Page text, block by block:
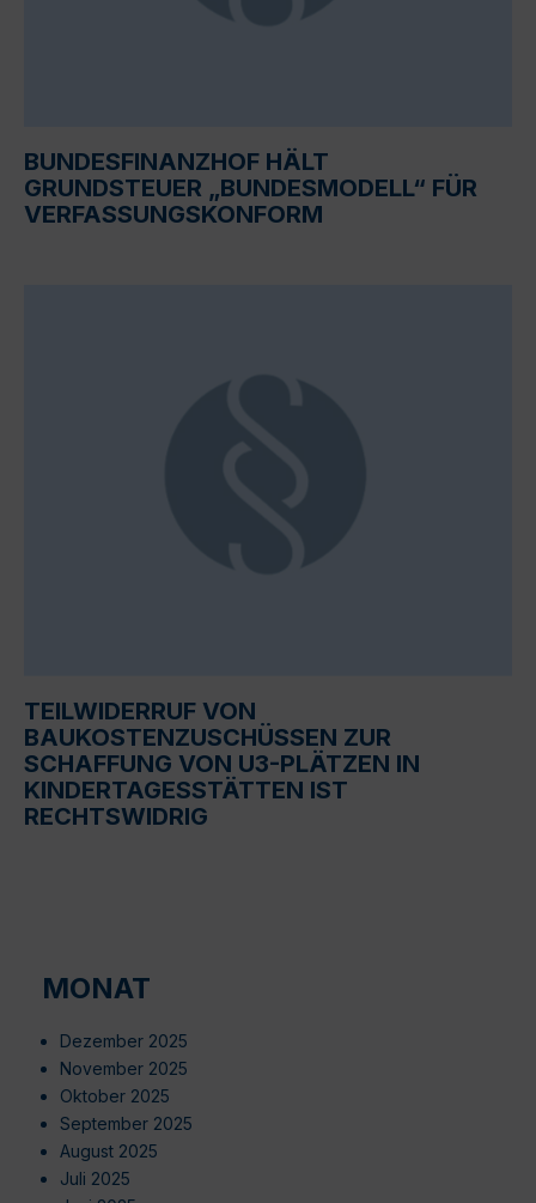
BUNDESFINANZHOF HÄLT
GRUNDSTEUER „BUNDESMODELL“ FÜR
VERFASSUNGSKONFORM
TEILWIDERRUF VON
BAUKOSTENZUSCHÜSSEN ZUR
SCHAFFUNG VON U3-PLÄTZEN IN
KINDERTAGESSTÄTTEN IST
RECHTSWIDRIG
MONAT
Dezember 2025
November 2025
Oktober 2025
September 2025
August 2025
Juli 2025